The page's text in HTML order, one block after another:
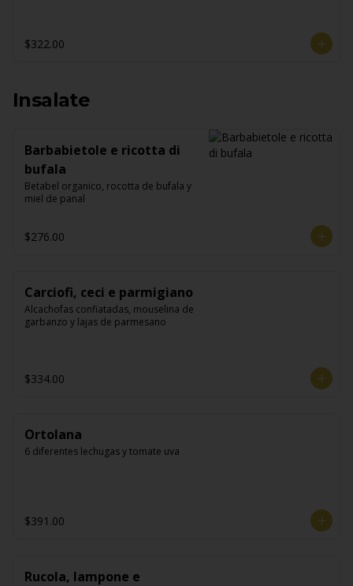
$322.00
Insalate
Barbabietole e ricotta di
bufala
Betabel organico, rocotta de bufala y
miel de panal
$276.00
Carciofi, ceci e parmigiano
Alcachofas confiatadas, mouselina de
garbanzo y lajas de parmesano
$334.00
Ortolana
6 diferentes lechugas y tomate uva
$391.00
Rucola, lampone e